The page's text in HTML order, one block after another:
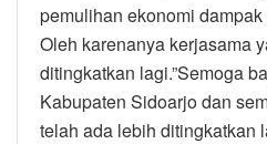
pemulihan ekonomi
Oleh karenanya kerjasama
ditingkatkan lagi.”Semoga
Kabupaten Sidoarjo dan
telah ada lebih ditingkatkan